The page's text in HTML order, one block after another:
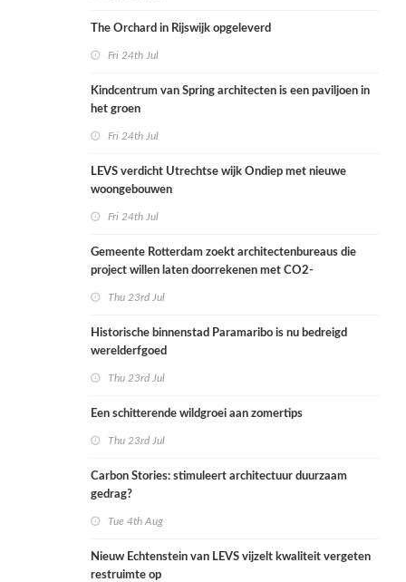
The Orchard in Rijswijk opgeleverd
Fri 24th Jul
Kindcentrum van Spring architecten is een paviljoen in
het groen
Fri 24th Jul
LEVS verdicht Utrechtse wijk Ondiep met nieuwe
woongebouwen
Fri 24th Jul
Gemeente Rotterdam zoekt architectenbureaus die
project willen laten doorrekenen met CO2-
Thu 23rd Jul
Historische binnenstad Paramaribo is nu bedreigd
werelderfgoed
Thu 23rd Jul
Een schitterende wildgroei aan zomertips
Thu 23rd Jul
Carbon Stories: stimuleert architectuur duurzaam
gedrag?
Tue 4th Aug
Nieuw Echtenstein van LEVS vijzelt kwaliteit vergeten
restruimte op